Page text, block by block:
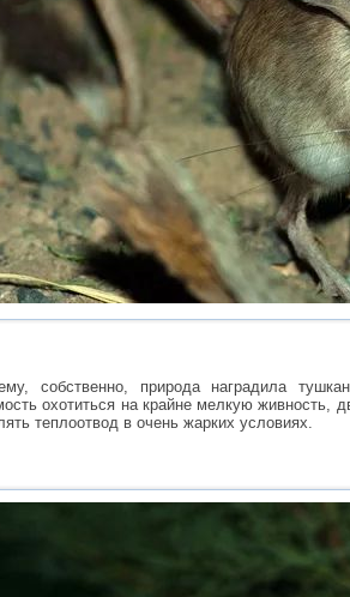
собственно, природа наградила
охотиться на крайне мелкую живность,
теплоотвод в очень жарких условиях.